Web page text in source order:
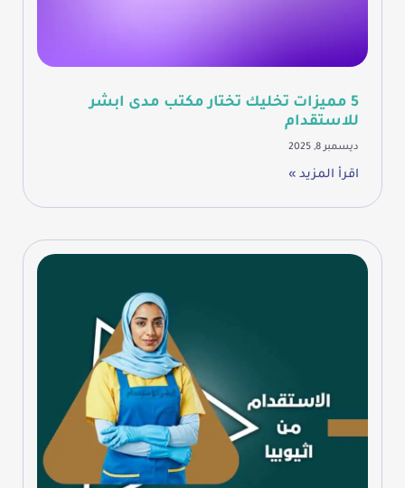
5 مميزات تخليك تختار مكتب مدى ابشر
للاستقدام
ديسمبر 8, 2025
اقرأ المزيد »